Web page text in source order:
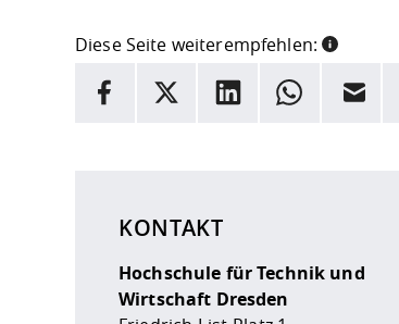
Diese Seite weiterempfehlen:
INFORMATION
Facebook
X LinkedInWhatsappE-Mail
KONTAKT
Hochschule für Technik und
Wirtschaft Dresden